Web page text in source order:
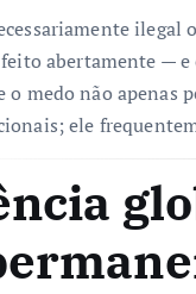
ilegal
abertamente — e
o medo não apenas
ele